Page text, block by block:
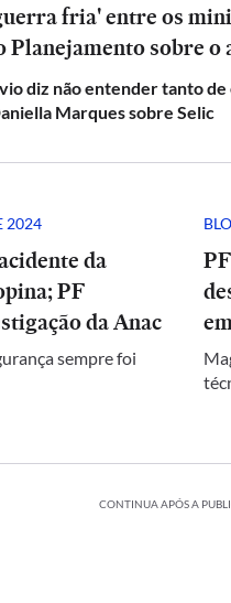
fria' entre os
Planejamento sobre o
diz não entender tanto
Marques sobre Selic
2024
da
PF
da Anac
sempre foi
CONTINUA APÓS A